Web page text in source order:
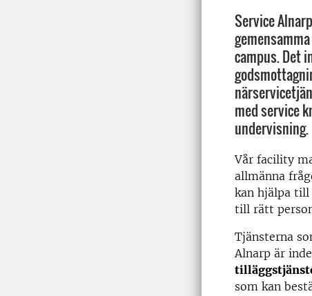
Service
campus. Det
med service
undervisning.
Vår facility
allmänna
kan hjälpa till
till rätt
Tjänsterna
Alnarp är
som kan